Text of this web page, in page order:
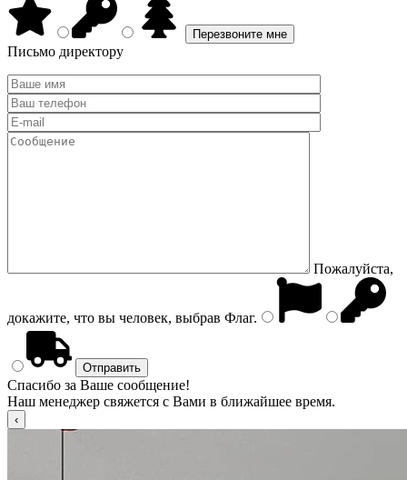
Письмо директору
Пожалуйста,
докажите, что вы человек, выбрав Флаг.
Спасибо за Ваше сообщение!
Наш менеджер свяжется с Вами в ближайшее время.